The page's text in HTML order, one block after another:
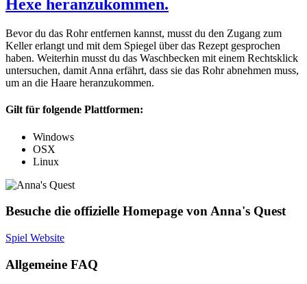
Hexe heranzukommen.
Bevor du das Rohr entfernen kannst, musst du den Zugang zum
Keller erlangt und mit dem Spiegel über das Rezept gesprochen
haben. Weiterhin musst du das Waschbecken mit einem Rechtsklick
untersuchen, damit Anna erfährt, dass sie das Rohr abnehmen muss,
um an die Haare heranzukommen.
Gilt für folgende Plattformen:
Windows
OSX
Linux
Besuche die offizielle Homepage von Anna's Quest
Spiel Website
Allgemeine FAQ